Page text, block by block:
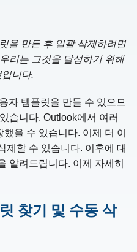
을 만든 후 일괄 삭제하려면
리는 그것을 달성하기 위해
니다.
자 템플릿을 만들 수 있으므
습니다. Outlook에서 여러
을 수 있습니다. 이제 더 이
제할 수 있습니다. 이후에 대
알려드립니다. 이제 자세히
찾기 및 수동 삭